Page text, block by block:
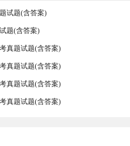
试题(含答案)
题(含答案)
真题试题(含答案)
真题试题(含答案)
真题试题(含答案)
真题试题(含答案)